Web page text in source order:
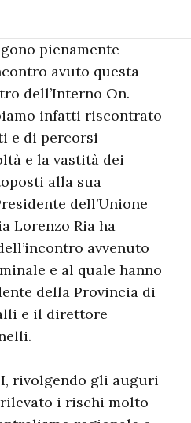
pienamente
avuto questa
dell’Interno On.
infatti riscontrato
e di percorsi
e la vastità dei
alla sua
dell’Unione
Lorenzo Ria ha
avvenuto
e al quale hanno
della Provincia di
e il direttore
rivolgendo gli auguri
i rischi molto